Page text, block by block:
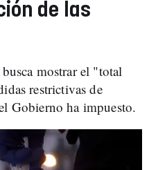
de las
mostrar el "total
restrictivas de
Gobierno ha impuesto.